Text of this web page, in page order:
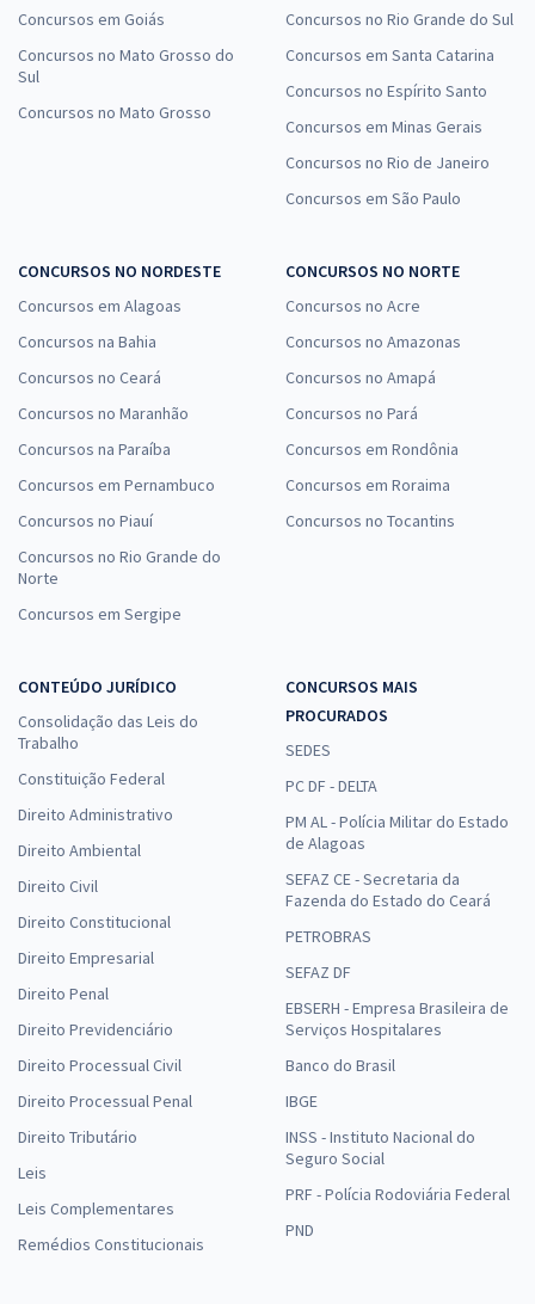
Concursos em Goiás
Concursos no Mato Grosso do
Sul
Concursos no Mato Grosso
Concursos no Rio Grande do Sul
Concursos em Santa Catarina
Concursos no Espírito Santo
Concursos em Minas Gerais
Concursos no Rio de Janeiro
Concursos em São Paulo
CONCURSOS NO NORDESTE
Concursos em Alagoas
Concursos na Bahia
Concursos no Ceará
Concursos no Maranhão
Concursos na Paraíba
Concursos em Pernambuco
Concursos no Piauí
Concursos no Rio Grande do
Norte
Concursos em Sergipe
CONCURSOS NO NORTE
Concursos no Acre
Concursos no Amazonas
Concursos no Amapá
Concursos no Pará
Concursos em Rondônia
Concursos em Roraima
Concursos no Tocantins
CONTEÚDO JURÍDICO
Consolidação das Leis do
Trabalho
Constituição Federal
Direito Administrativo
Direito Ambiental
Direito Civil
Direito Constitucional
Direito Empresarial
Direito Penal
Direito Previdenciário
Direito Processual Civil
Direito Processual Penal
Direito Tributário
Leis
Leis Complementares
Remédios Constitucionais
CONCURSOS MAIS
PROCURADOS
SEDES
PC DF - DELTA
PM AL - Polícia Militar do Estado
de Alagoas
SEFAZ CE - Secretaria da
Fazenda do Estado do Ceará
PETROBRAS
SEFAZ DF
EBSERH - Empresa Brasileira de
Serviços Hospitalares
Banco do Brasil
IBGE
INSS - Instituto Nacional do
Seguro Social
PRF - Polícia Rodoviária Federal
PND